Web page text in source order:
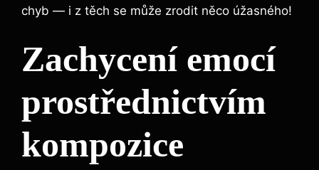
chyb — i z těch se může zrodit něco úžasného!
Zachycení emocí
prostřednictvím
kompozice